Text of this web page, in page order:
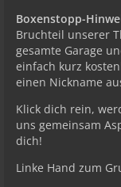
Boxenstopp-
Bruchteil unserer
gesamte Garage
einfach kurz
einen Nickname
Klick dich rein,
uns gemeinsam
dich!
Linke Hand zum